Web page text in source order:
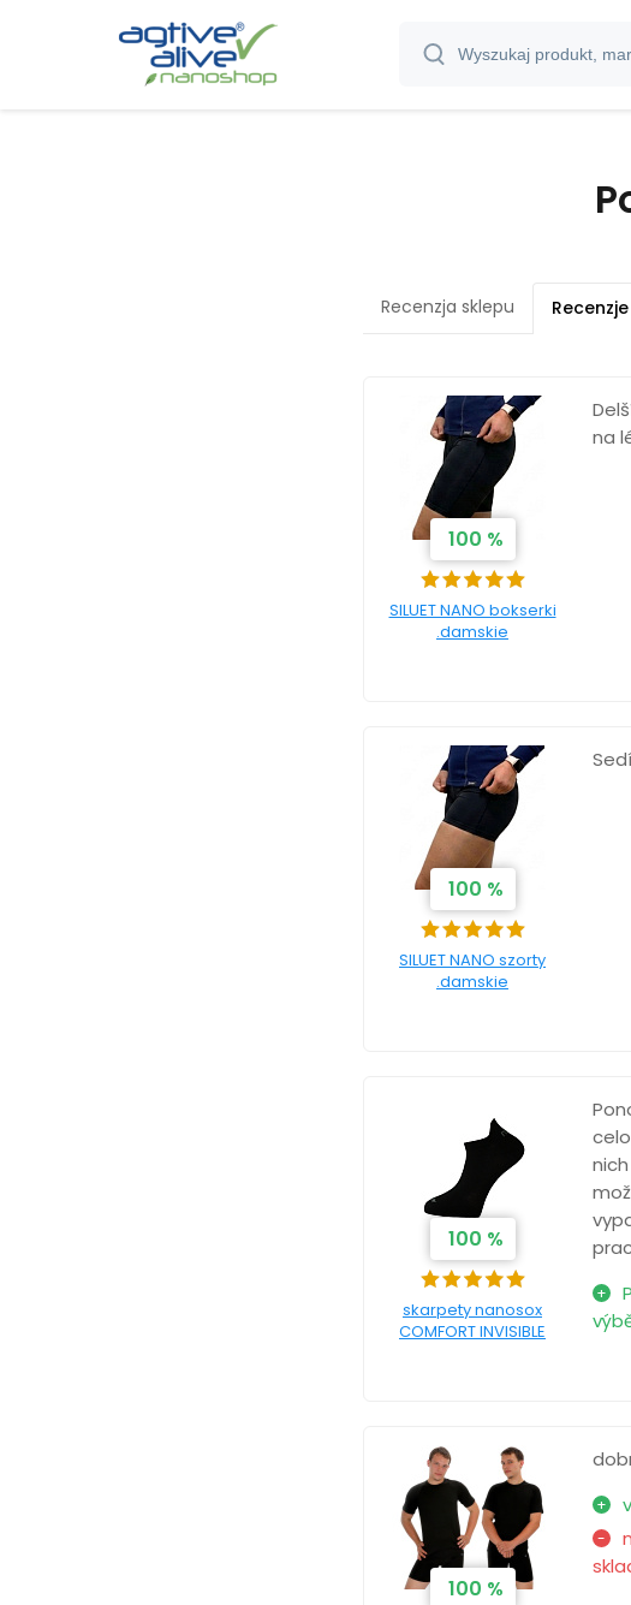
Recenzja sklepu
100 %
SILUET NANO bokserki
.damskie
na
100 %
SILUET NANO szorty
.damskie
100 %
skarpety nanosox
COMFORT INVISIBLE
100 %